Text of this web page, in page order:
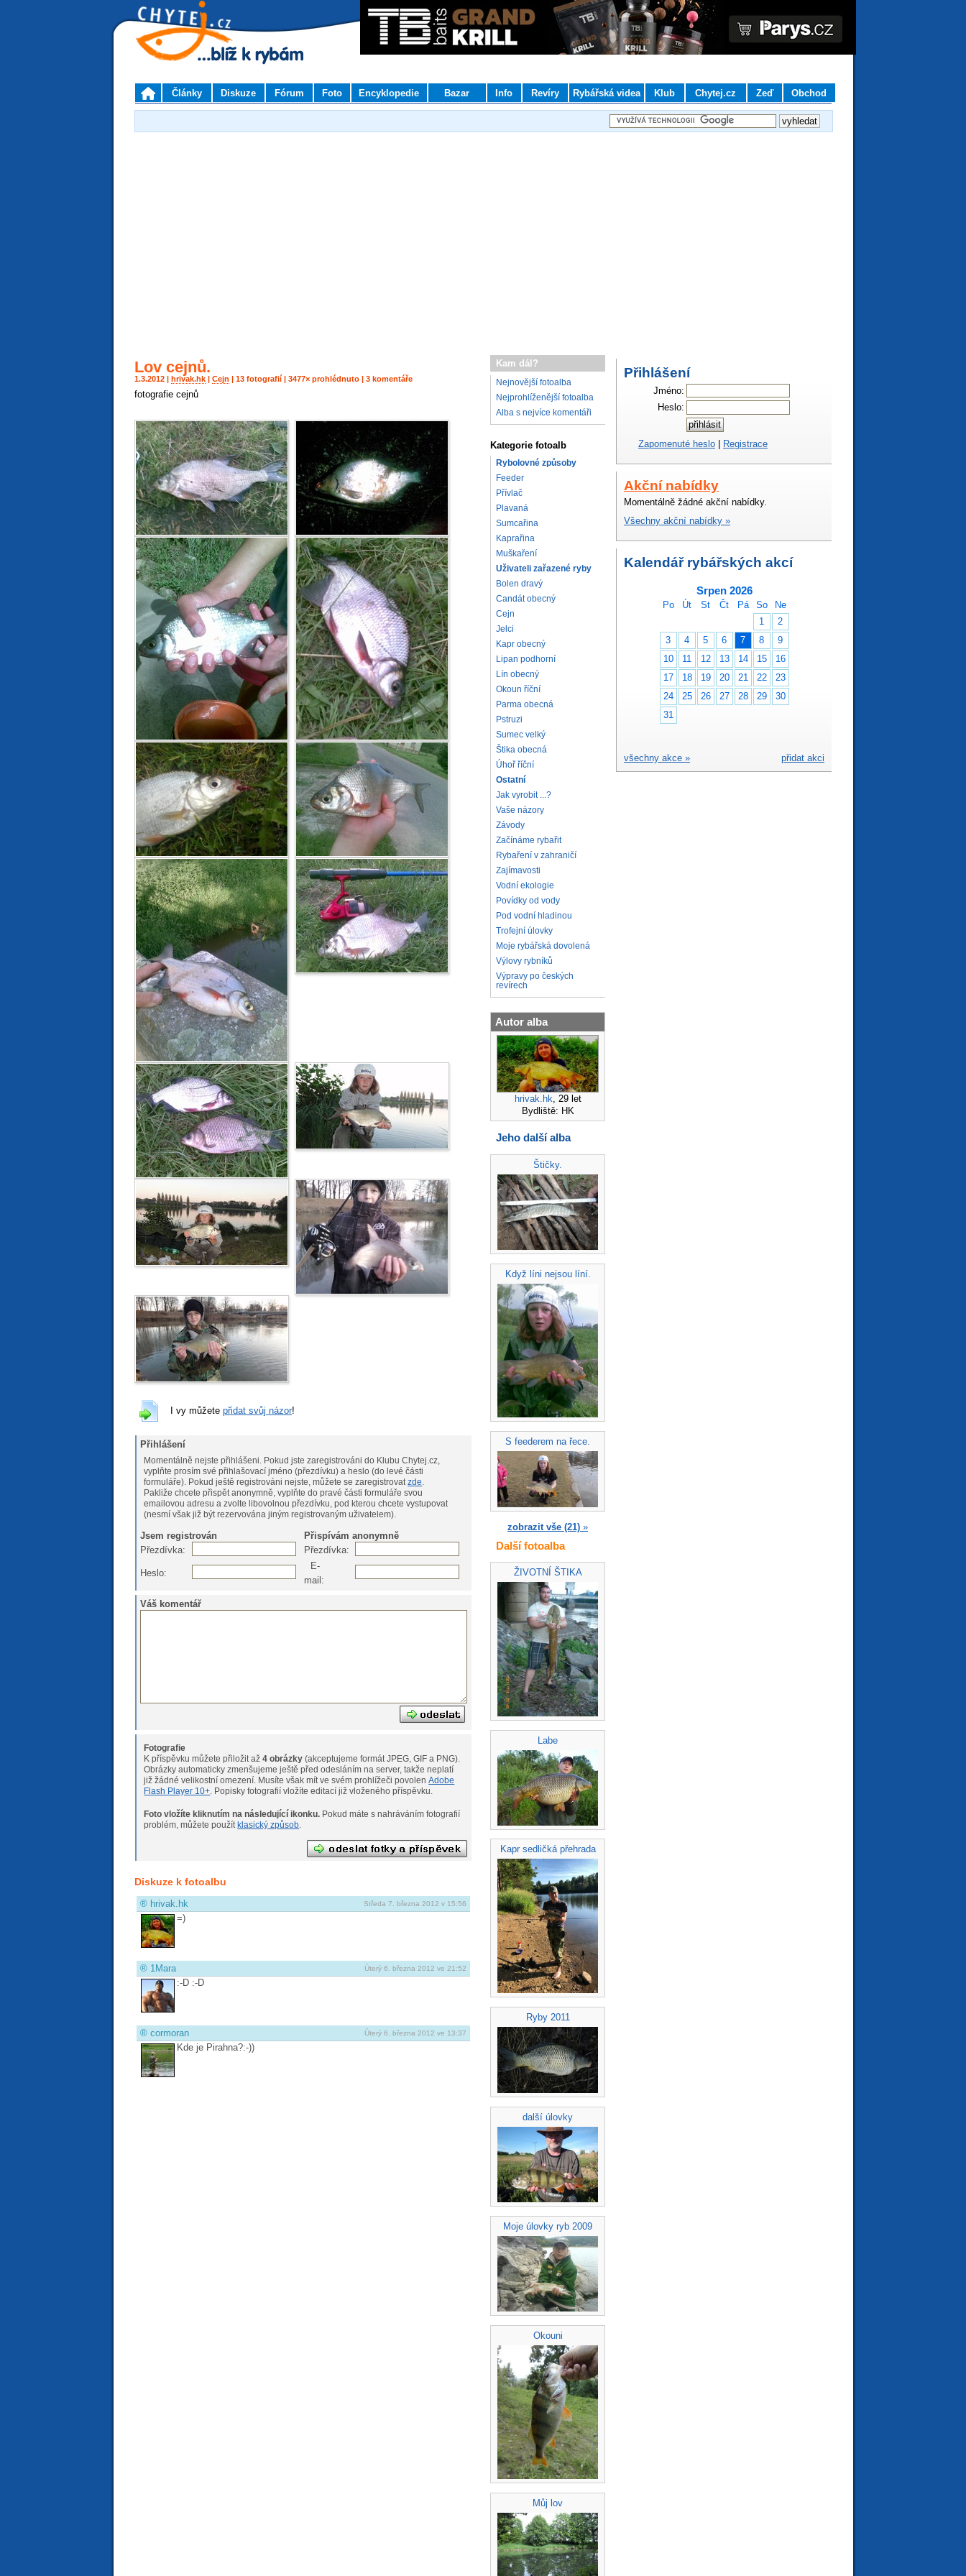
Články Diskuze Fórum Foto Encyklopedie Bazar Info Revíry Rybářská videa Klub Chytej.cz Zeď Obchod
Lov cejnů.
1.3.2012 | hrivak.hk | Cejn | 13 fotografií | 3477× prohlédnuto | 3 komentáře
fotografie cejnů
I vy můžete přidat svůj názor!
Přihlášení
Momentálně nejste přihlášeni. Pokud jste zaregistrováni do Klubu Chytej.cz,
vyplňte prosím své přihlašovací jméno (přezdívku) a heslo (do levé části
formuláře). Pokud ještě registrováni nejste, můžete se zaregistrovatzde.
Pakliže chcete přispět anonymně, vyplňte do pravé části formuláře svou
emailovou adresu a zvolte libovolnou přezdívku, pod kterou chcete vystupovat
(nesmí však již být rezervována jiným registrovaným uživatelem).
Jsem registrován
Přispívám anonymně
Přezdívka:
Přezdívka:
Heslo:
E-
mail:
Váš komentář
Fotografie
K příspěvku můžete přiložit až4 obrázky (akceptujeme formát JPEG, GIF a PNG).
Obrázky automaticky zmenšujeme ještě před odesláním na server, takže neplatí
již žádné velikostní omezení. Musíte však mít ve svém prohlížeči povolenAdobe
Flash Player 10+ . Popisky fotografií vložíte editací již vloženého příspěvku.
Foto vložíte kliknutím na následující ikonku.
problém, můžete použítklasický způsob
Diskuze k fotoalbu
Středa 7. března 2012 v 15:56
® hrivak.hk
=)
Úterý 6. března 2012 ve 21:52
® 1Mara
:-D :-D
Úterý 6. března 2012 ve 13:37
® cormoran
Kde je Pirahna?:-))
Kam dál?
Nejnovější fotoalba
Nejprohlíženější fotoalba
Alba s nejvíce komentáři
Kategorie fotoalb
Rybolovné způsoby
Feeder
Přívlač
Plavaná
Sumcařina
Kaprařina
Muškaření
Uživateli zařazené ryby
Bolen dravý
Candát obecný
Cejn
Jelci
Kapr obecný
Lipan podhorní
Lín obecný
Okoun říční
Parma obecná
Pstruzi
Sumec velký
Štika obecná
Úhoř říční
Ostatní
Jak vyrobit ...?
Vaše názory
Závody
Začínáme rybařit
Rybaření v zahraničí
Zajímavosti
Vodní ekologie
Povídky od vody
Pod vodní hladinou
Trofejní úlovky
Moje rybářská dovolená
Výlovy rybníků
Výpravy po českých
revírech
Autor alba
hrivak.hk, 29 let
Bydliště: HK
Jeho další alba
Štičky.
Když líni nejsou líní.
S feederem na řece.
zobrazit vše (21) »
Další fotoalba
ŽIVOTNÍ ŠTIKA
Labe
Kapr sedličká přehrada
Ryby 2011
další úlovky
Moje úlovky ryb 2009
Okouni
Můj lov
Přihlášení
Jméno:
Heslo:
Zapomenuté heslo | Registrace
Akční nabídky
Momentálně žádné akční nabídky.
Všechny akční nabídky »
Kalendář rybářských akcí
Srpen 2026
Po Út St Čt Pá So
Ne
1
2
3
4 5 6 7 8
9
10
11 12 13 14 15
16
17
18 19 20 21 22
23
24
25 26 27 28 29
30
31
přidat akci
všechny akce »